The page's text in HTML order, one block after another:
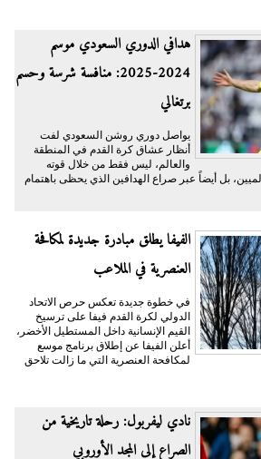
هدافي الدوري السعودي موسم
2024-2025: منافسة شرسة وحسم
برتغالي
يواصل دوري روشن السعودي لفت
أنظار عشاق كرة القدم في المنطقة
والعالم، ليس فقط من خلال قوته
بل أيضاً عبر صراع الهدافين الذي يحظى باهتمام
الفيفا يطلق مبادرة جديدة لمكافحة
العنصرية في الملاعب
في خطوة جديدة تعكس حرص الاتحاد
الدولي لكرة القدم فيفا على ترسيخ
القيم الإنسانية داخل المستطيل الأخضر،
أعلن الفيفا عن إطلاق برنامج موسع
لمكافحة العنصرية التي ما زالت تلاحق
نادي ليفربول: رحلة تاريخية من
الصراع إلى المجد الأوروبي